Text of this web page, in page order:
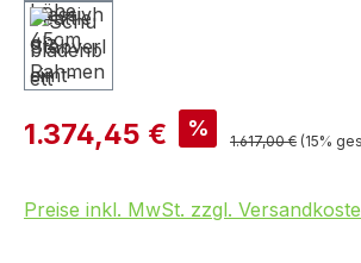
1.374,45 € %
1.617,00 € (15%
Preise inkl. MwSt. zzgl.